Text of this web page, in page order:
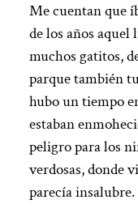
Me cuentan que
de los años
muchos gatitos,
parque también
hubo un tiempo
estaban
peligro para los
verdosas, donde
parecía insalubre.